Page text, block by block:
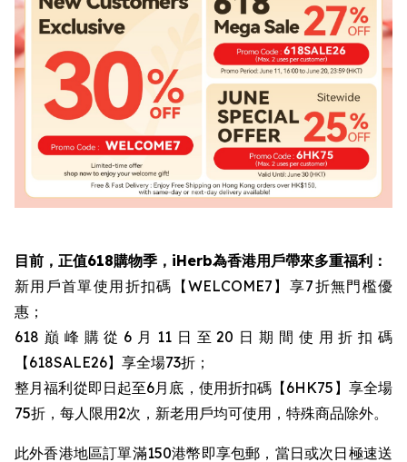
目前，正值618購物季，iHerb為香港用戶帶來多重福利：
新用戶首單使用折扣碼【WELCOME7】享7折無門檻優
惠；
618巔峰購從6月11日至20日期間使用折扣碼
【618SALE26】享全場73折；
整月福利從即日起至6月底，使用折扣碼【6HK75】享全場
75折，每人限用2次，新老用戶均可使用，特殊商品除外。
此外香港地區訂單滿150港幣即享包郵，當日或次日極速送